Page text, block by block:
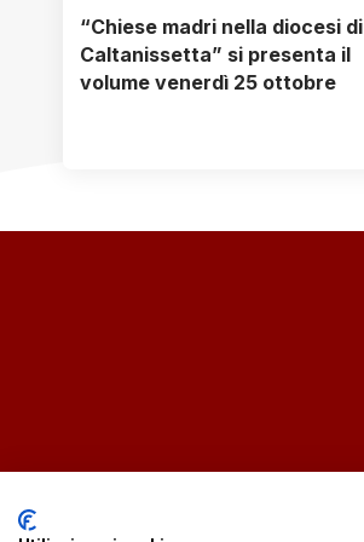
“Chiese madri nella diocesi di
Caltanissetta” si presenta il
volume venerdì 25 ottobre